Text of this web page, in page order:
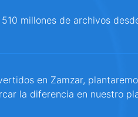
millones de archivos
en Zamzar,
la diferencia en nuestro